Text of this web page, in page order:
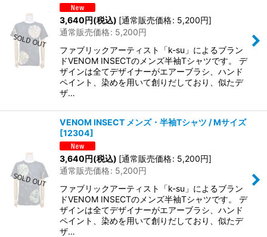
3,640円(税込) [通常販売価格: 5,200円]
通常販売価格: 5,200円
ファブリックアーティスト「k-su」によるブラン
ドVENOM INSECTのメンズ半袖Tシャツです。 デ
ザインは全てデザイナーがエアーブラシ、ハンド
ペイント、染めを用いて創りだしており、似たデ
ザ…
VENOM INSECT メンズ・半袖Tシャツ / Mサイズ
[12304]
3,640 円(税込) [通常販売価格: 5,200円]
通常販売価格: 5,200円
ファブリックアーティスト「k-su」によるブラン
ドVENOM INSECTのメンズ半袖Tシャツです。 デ
ザインは全てデザイナーがエアーブラシ、ハンド
ペイント、染めを用いて創りだしており、似たデ
ザ…